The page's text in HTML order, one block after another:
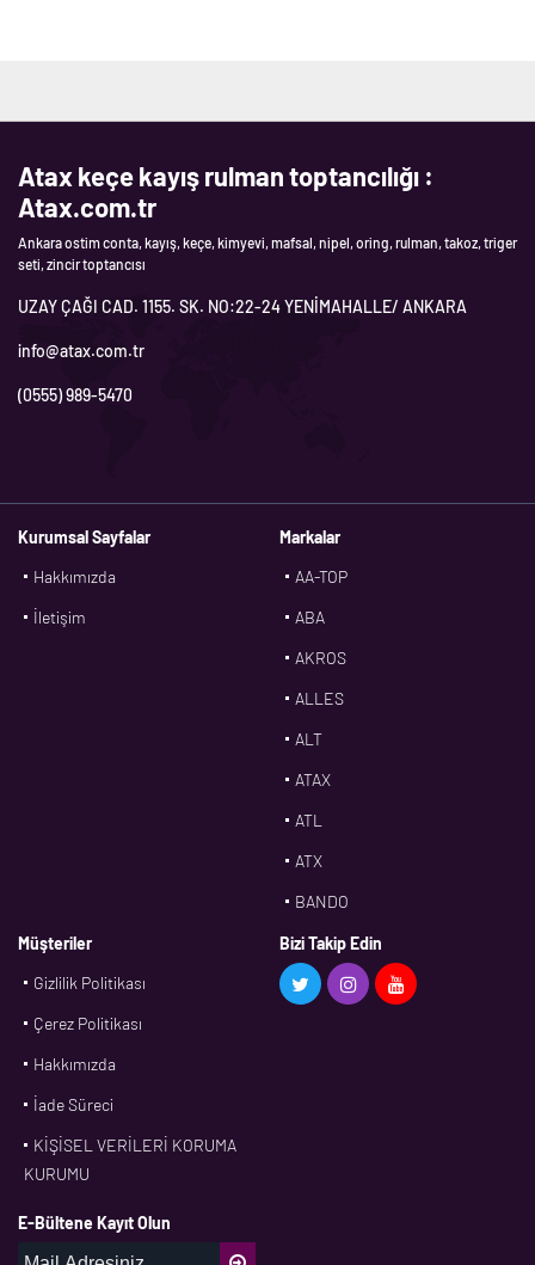
Atax keçe kayış rulman toptancılığı :
Atax.com.tr
Ankara ostim conta, kayış, keçe, kimyevi, mafsal, nipel, oring, rulman, takoz, triger
seti, zincir toptancısı
UZAY ÇAĞI CAD. 1155. SK. NO:22-24 YENİMAHALLE/ ANKARA
info@atax.com.tr
(0555) 989-5470
Kurumsal Sayfalar
Hakkımızda
İletişim
Markalar
AA-TOP
ABA
AKROS
ALLES
ALT
ATAX
ATL
ATX
BANDO
BMS
CDF
Müşteriler
Gizlilik Politikası
Çerez Politikası
Hakkımızda
İade Süreci
KİŞİSEL VERİLERİ KORUMA
KURUMU
Bizi Takip Edin
E-Bültene Kayıt Olun